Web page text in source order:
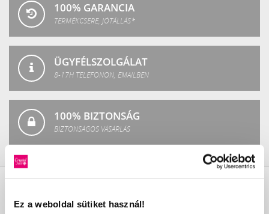
Ez a weboldal sütiket használ!
100% GARANCIA
TERMÉKCSERE, JÓTÁLLÁS*
ÜGYFÉLSZOLGÁLAT
8-17H TELEFONON, EMAILBEN
100% BIZTONSÁG
BIZTONSÁGOS VÁSÁRLÁS